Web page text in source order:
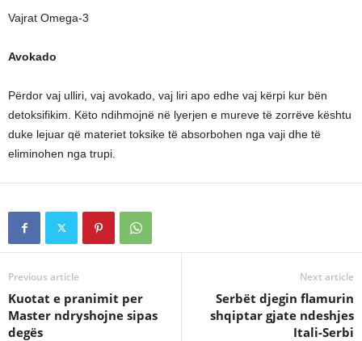
Vajrat Omega-3
Avokado
Përdor vaj ulliri, vaj avokado, vaj liri apo edhe vaj kërpi kur bën
detoksifikim. Këto ndihmojnë në lyerjen e mureve të zorrëve kështu
duke lejuar që materiet toksike të absorbohen nga vaji dhe të
eliminohen nga trupi.
Previous article
Kuotat e pranimit per
Master ndryshojne sipas
degës
Next article
Serbët djegin flamurin
shqiptar gjate ndeshjes
Itali-Serbi